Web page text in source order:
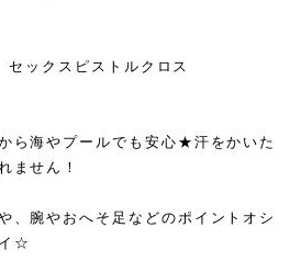
ックスピストルクロス
ら海やプールでも安心★汗をかいた
ません！
、腕やおへそ足などのポイントオシ
☆